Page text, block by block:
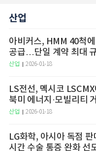
산업
아비커스, HMM 40척
공급…단일 계약 최대
산업 2026-01-18
LS전선, 멕시코
북미 에너지·모빌리티
산업 2026-01-18
LG화학, 아시아 독점
시간 수술 통증 완화 선